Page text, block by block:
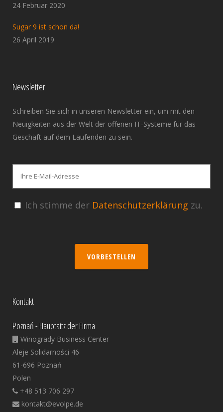
24 Februar 2020
Sugar 9 ist schon da!
26 April 2019
Newsletter
Schreiben Sie sich in unseren Newsletter ein, um mit den
Neuigkeiten aus der Welt der offenen IT-Systeme für das
Geschäft auf dem Laufenden zu sein.
Ich stimme der Datenschutzerklärung zu.
VORBESTELLEN
Kontakt
Poznań - Hauptsitz der Firma
Winogrady Business Center
Aleje Solidarności 46
61-696 Poznań
Polen
+48 513 706 297
kontakt@evolpe.de